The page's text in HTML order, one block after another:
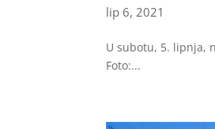
lip 6, 2021
U subotu, 5. lipnja,
Foto:...